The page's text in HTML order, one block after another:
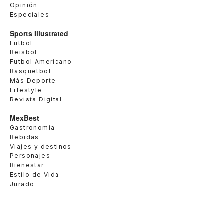
Opinión
Especiales
Sports Illustrated
Futbol
Beisbol
Futbol Americano
Basquetbol
Más Deporte
Lifestyle
Revista Digital
MexBest
Gastronomía
Bebidas
Viajes y destinos
Personajes
Bienestar
Estilo de Vida
Jurado